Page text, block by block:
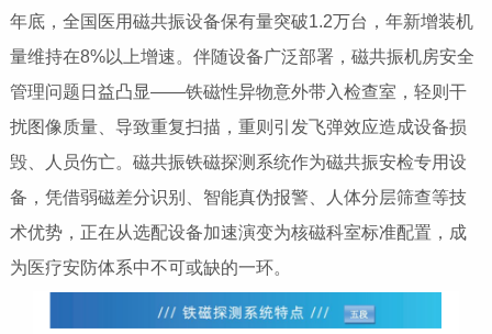
年底，全国医用磁共振设备保有量突破1.2万台，年新增装机
量维持在8%以上增速。伴随设备广泛部署，磁共振机房安全
管理问题日益凸显——铁磁性异物意外带入检查室，轻则干
扰图像质量、导致重复扫描，重则引发飞弹效应造成设备损
毁、人员伤亡。磁共振铁磁探测系统作为磁共振安检专用设
备，凭借弱磁差分识别、智能真伪报警、人体分层筛查等技
术优势，正在从选配设备加速演变为核磁科室标准配置，成
为医疗安防体系中不可或缺的一环。